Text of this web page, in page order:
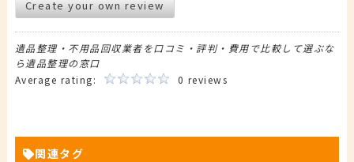
Create your own review
遺品整理・不用品回収業者を口コミ・評判・費用で比較して選ぶな
ら遺品整理の窓口
Average rating:
0 reviews
関連タグ